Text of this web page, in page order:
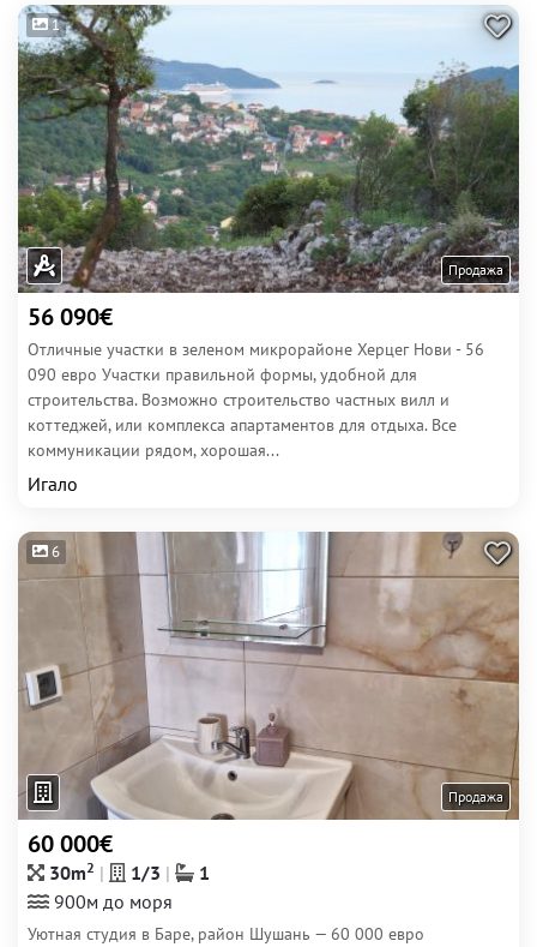
1
Продажа
56 090€
Отличные участки в зеленом микрорайоне Херцег Нови - 56
090 евро Участки правильной формы, удобной для
строительства. Возможно строительство частных вилл и
коттеджей, или комплекса апартаментов для отдыха. Все
коммуникации рядом, хорошая...
Игало
6
Продажа
60 000€
30m2 1/3
1
900м до моря
Уютная студия в Баре, район Шушань — 60 000 евро